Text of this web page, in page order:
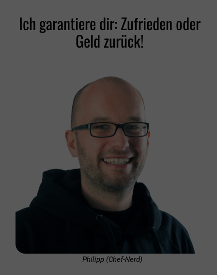
Ich garantiere dir: Zufrieden oder
Geld zurück!
Philipp (Chef-Nerd)